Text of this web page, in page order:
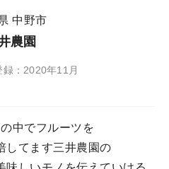
中野市
農園
：2020年11月
中でフルーツを
してます三井農園の